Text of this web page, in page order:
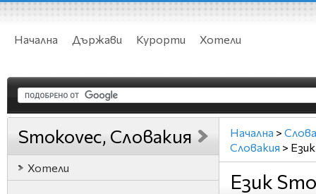
Начална Държави Курорти Хотели
Smokovec, Словакия
Хотели
Начална >
Словакия > Език
Език